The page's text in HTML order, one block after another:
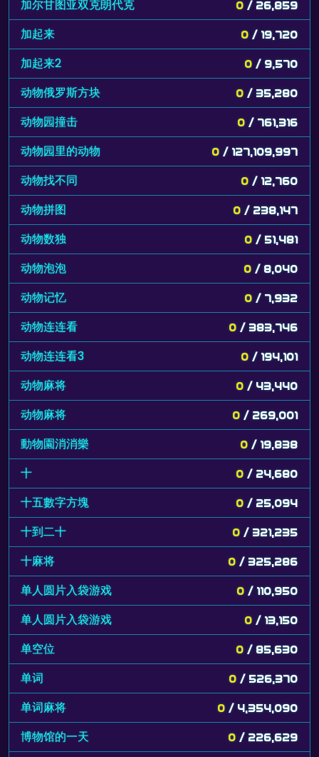
加尔甘图亚双克朗代克 0 / 26,859
加起来 0 / 19,720
加起来2 0 / 9,570
动物俄罗斯方块 0 / 35,280
动物园撞击 0 / 761,316
动物园里的动物 0 / 127,109,997
动物找不同 0 / 12,760
动物拼图 0 / 238,147
动物数独 0 / 51,481
动物泡泡 0 / 8,040
动物记忆 0 / 7,932
动物连连看 0 / 383,746
动物连连看3 0 / 194,101
动物麻将 0 / 43,440
动物麻将 0 / 269,001
動物園消消樂 0 / 19,838
十 0 / 24,680
十五數字方塊 0 / 25,094
十到二十 0 / 321,235
十麻将 0 / 325,286
单人圆片入袋游戏 0 / 110,950
单人圆片入袋游戏 0 / 13,150
单空位 0 / 85,630
单词 0 / 526,370
单词麻将 0 / 4,354,090
博物馆的一天 0 / 226,629